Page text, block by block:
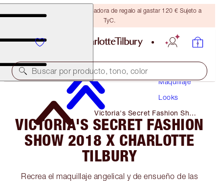
Consigue una brocha bronceadora de regalo al gastar 120 € Sujeto a
TyC.
Buscar por producto, tono, color
Maquillaje
Looks
Victoria's Secret Fashion Show
2018 X Charlotte Tilbury
VICTORIA'S SECRET FASHION
SHOW 2018 X CHARLOTTE
TILBURY
Recrea el maquillaje angelical y de ensueño de las